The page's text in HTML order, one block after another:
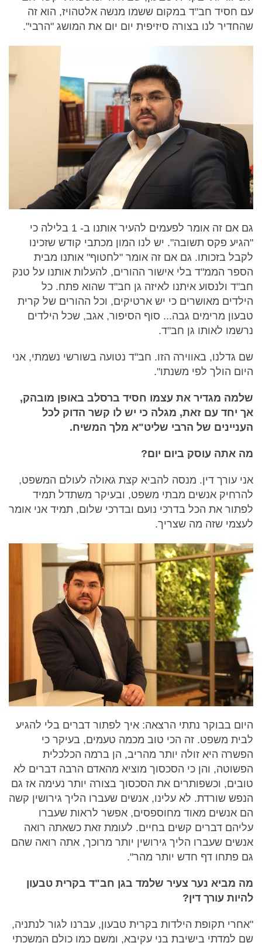
עם חסיד חב"ד במקום ששמו מנשה אלטהויז, הוא זה
שהחדיר לנו בצורה סיזיפית יום יום את המושג "הרבי".
גם אם זה אומר לפעמים להעיר אותנו ב- 1 בלילה כי
"הגיע פקס תשובה". יש לנו המון מכתבי קודש שזכינו
לקבל בזכותו. גם אם זה אומר "לחטוף" אותנו מבית
הספר הממ"ד בלי אישור ההורים, להעלות אותנו על טנק
חב"ד ולנסוע איתנו לאיזה גן חב"ד שהוא פתח. כל
הילדים מאושרים כי יש ארטיקים, וכל ההורים של קרית
טבעון מרימים גבה... סוף הסיפור, אגב, שכל הילדים
נרשמו לאותו גן חב"ד.
שם גדלנו, באווירה הזו. חב"ד נטועה בשורשי נשמתי, אני
היום הולך לפי משנתו".
שלמה מגדיר את עצמו חסיד ברסלב באופן מובהק,
אך יחד עם זאת, מגלה כי יש לו קשר הדוק לכל
העניינים של הרבי שליט"א מלך המשיח.
מה אתה עוסק ביום יום?
אני עורך דין. מנסה להביא קצת גאולה לעולם המשפט,
להרחיק אנשים מבתי משפט, ובעיקר משתדל תמיד
לפתור את הכל בדרכי נועם ובדרכי שלום, תמיד אני אומר
לעצמי שזה מה שצריך.
היום בבוקר נתתי הרצאה: איך לפתור דברים בלי להגיע
לבית משפט. זה הכי טוב מכמה טעמים, בעיקר כי
הפשרה היא זולה יותר מהריב, הן ברמה הכלכלית
הפשוטה, והן כי הסכסוך מוציא מהאדם הרבה דברים לא
טובים, וכשפותרים את הסכסוך בצורה יותר נעימה אז גם
הנפש שורדת. לא עלינו, אנשים שעברו הליך גירושין קשה
הם אנשים מאוד מחוספסים, אפשר לראות שעברו
עליהם דברים קשים בחיים. לעומת זאת כשאתה רואה
אנשים שעברו הליך גירושין יותר מרוכך, אתה רואה שהם
גם פתחו דף חדש יותר מהר".
מה מביא נער צעיר שלמד בגן חב"ד בקרית טבעון
להיות עורך דין?
"אחרי תקופת הילדות בקרית טבעון, עברנו לגור לנתניה,
שם למדתי בישיבת בני עקיבא, ומשם כמו כולם המשכתי